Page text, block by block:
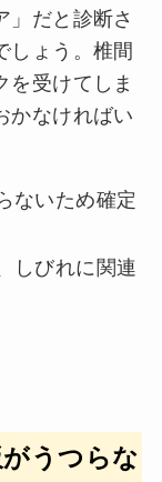
」だと診断さ
しょう。椎間
を受けてしま
かなければい
ないため確定
しびれに関連
うつらな